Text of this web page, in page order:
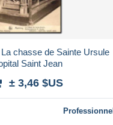
chasse de Sainte Ursule
Saint Jean
± 3,46 $US
Professionnel